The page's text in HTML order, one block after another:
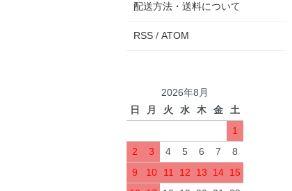
配送方法・送料について
RSS / ATOM
2026年8月
日
月 火 水 木 金
土
1
2
3 4 5 6 7
8
9
10 11 12 13 14 15